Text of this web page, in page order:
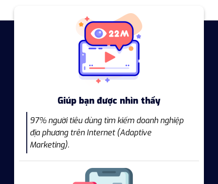
Giúp bạn được nhìn thấy
97% người tiêu dùng tìm kiếm doanh nghiệp
địa phương trên Internet (Adaptive
Marketing).